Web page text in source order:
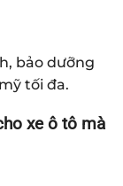
bảo dưỡng
tối đa.
xe ô tô mà